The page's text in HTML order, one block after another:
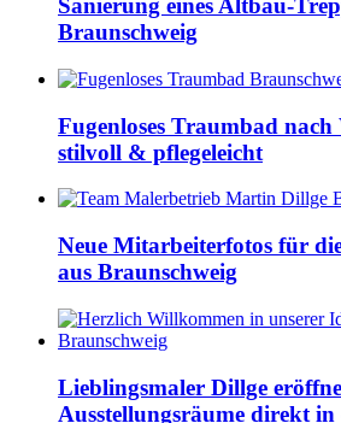
Sanierung eines Altbau-
Braunschweig
Fugenloses Traumbad nach
stilvoll & pflegeleicht
Neue Mitarbeiterfotos für
aus Braunschweig
Lieblingsmaler Dillge
Ausstellungsräume direkt